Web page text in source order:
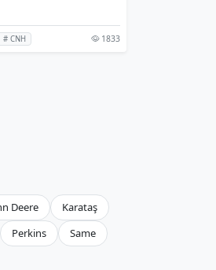
# CNH 1833
Deere
Karataş
Perkins
Same